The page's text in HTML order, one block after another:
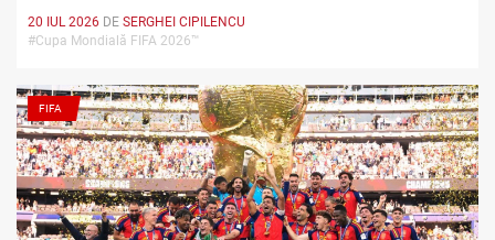
20 IUL 2026 DE SERGHEI CIPILENCU
#Cupa Mondială FIFA 2026™
FIFA